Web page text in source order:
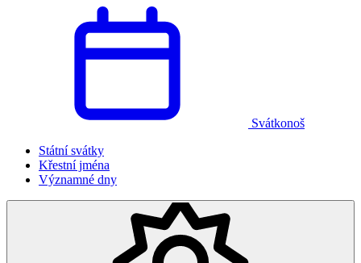
Svátkonoš
Státní svátky
Křestní jména
Významné dny